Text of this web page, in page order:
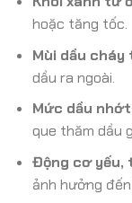
hoặc tăng tốc.
Mùi dầu
dầu ra ngoài.
Mức dầu
que thăm dầu
Động cơ yếu,
ảnh hưởng